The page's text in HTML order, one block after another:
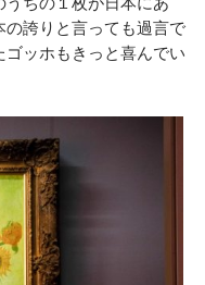
の誇りと言っても過言で
ッホもきっと喜んでい